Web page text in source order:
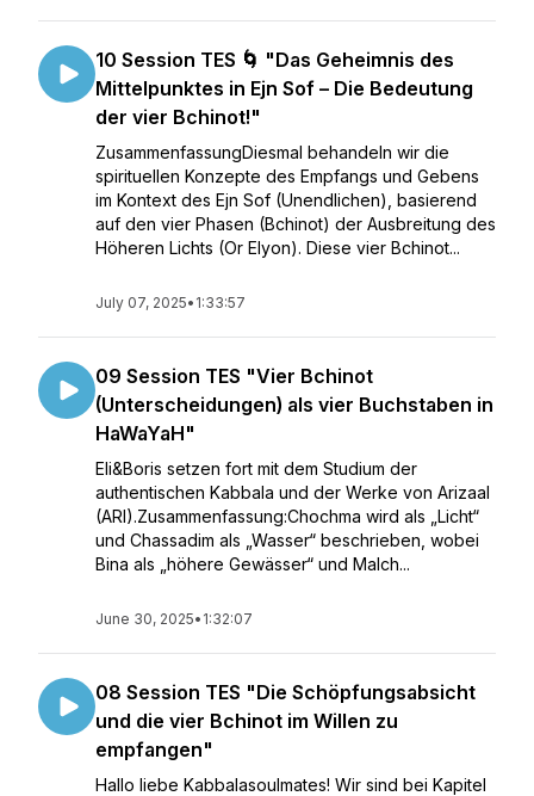
10 Session TES 🌀 "Das Geheimnis des
Mittelpunktes in Ejn Sof – Die Bedeutung
der vier Bchinot!"
ZusammenfassungDiesmal behandeln wir die
spirituellen Konzepte des Empfangs und Gebens
im Kontext des Ejn Sof (Unendlichen), basierend
auf den vier Phasen (Bchinot) der Ausbreitung des
Höheren Lichts (Or Elyon). Diese vier Bchinot...
July 07, 2025• 1:33:57
09 Session TES "Vier Bchinot
(Unterscheidungen) als vier Buchstaben in
HaWaYaH"
Eli&Boris setzen fort mit dem Studium der
authentischen Kabbala und der Werke von Arizaal
(ARI).Zusammenfassung:Chochma wird als „Licht“
und Chassadim als „Wasser“ beschrieben, wobei
Bina als „höhere Gewässer“ und Malch...
June 30, 2025• 1:32:07
08 Session TES "Die Schöpfungsabsicht
und die vier Bchinot im Willen zu
empfangen"
Hallo liebe Kabbalasoulmates! Wir sind bei Kapitel